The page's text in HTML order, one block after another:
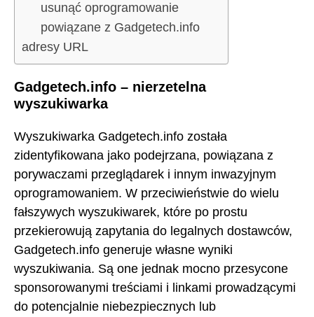
usunąć oprogramowanie
powiązane z Gadgetech.info
adresy URL
Gadgetech.info – nierzetelna
wyszukiwarka
Wyszukiwarka Gadgetech.info została
zidentyfikowana jako podejrzana, powiązana z
porywaczami przeglądarek i innym inwazyjnym
oprogramowaniem. W przeciwieństwie do wielu
fałszywych wyszukiwarek, które po prostu
przekierowują zapytania do legalnych dostawców,
Gadgetech.info generuje własne wyniki
wyszukiwania. Są one jednak mocno przesycone
sponsorowanymi treściami i linkami prowadzącymi
do potencjalnie niebezpiecznych lub